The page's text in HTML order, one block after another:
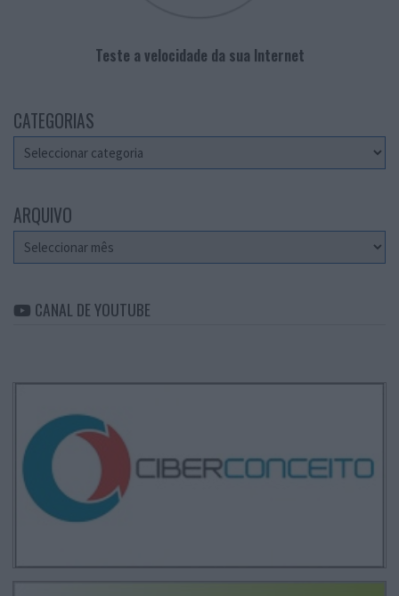
Teste a velocidade da sua Internet
CATEGORIAS
Categorias
ARQUIVO
Arquivo
CANAL DE YOUTUBE